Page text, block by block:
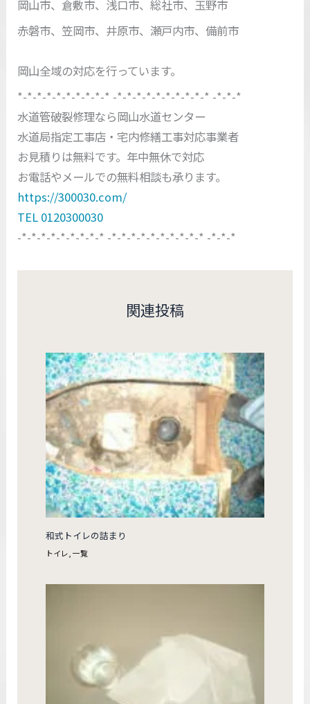
岡山市、倉敷市、浅口市、総社市、玉野市
赤磐市、笠岡市、井原市、瀬戸内市、備前市
岡山全域の対応を行っています。
*-*-*-*-*-*-*-*-*-* -*-*-*-*-*-*-*-*-*-* -*-*-*
水道管破裂修理なら岡山水道センター
水道局指定工事店・宅内修繕工事対応事業者
お見積りは無料です。年中無休で対応
お電話やメールでの無料相談も承ります。
https://300030.com/
TEL 0120300030
-*-*-*-*-*-*-*-*-* -*-*-*-*-*-*-*-*-*-* -*-*-*
関連投稿
和式トイレの詰まり
トイレ ,一覧